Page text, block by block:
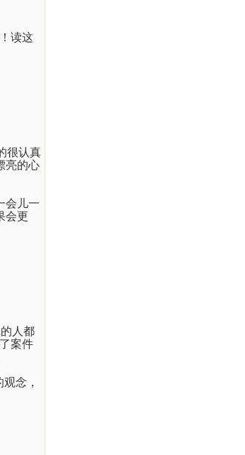
读这
很认真
亮的心
会儿一
会更
人都
案件
念，